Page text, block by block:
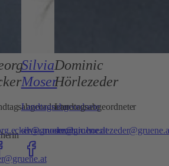
Silvia
Moser
Landtagsabgeordnete
silvia.moser@gruene.at
Dominic
Hörlezeder
Landtagsabgeordneter